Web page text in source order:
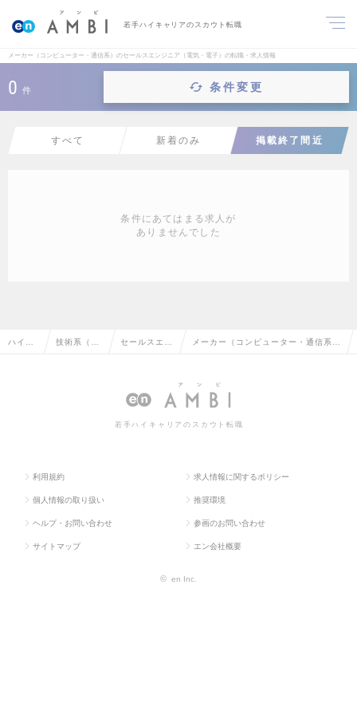
若手ハイキャリアのスカウト転職
メーカー（コンピューター・通信系）のセールスエンジニア（電気・電子）の転職・求人情報
0 件 条件変更
すべて 新着のみ 掲載終了間近
条件にあてはまる求人が
ありませんでした
ハイク 技術系（電 セールスエン
気・電子）
メーカー（コンピューター・通信系）
の転職・求人情報一覧
若手ハイキャリアのスカウト転職
利用規約 求人情報に関するポリシー
個人情報の取り扱い 推奨環境
ヘルプ・お問い合わせ 参画のお問い合わせ
サイトマップ エン会社概要
© en Inc.